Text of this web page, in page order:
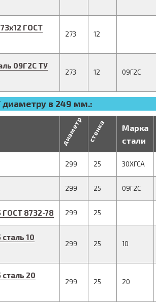
х12 ГОСТ
273 12
09Г2С ТУ
273 12 09Г2С
в 249 мм.:
диаметр стенка
Марка
стали
299 25 30ХГСА
299 25 09Г2С
ГОСТ 8732-78 299 25
сталь 10
299 25 10
сталь 20
299 25 20